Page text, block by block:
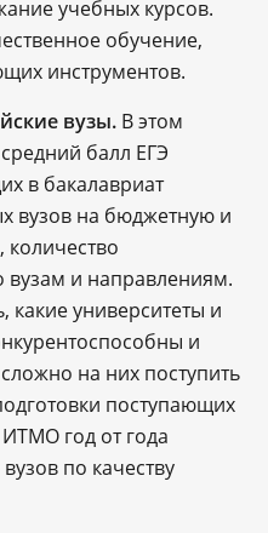
учебных курсов.
обучение,
инструментов.
вузы. В этом
балл ЕГЭ
в бакалавриат
вузов на бюджетную и
вузам и направлениям.
университеты и
и
на них поступить
поступающих
год от года
по качеству